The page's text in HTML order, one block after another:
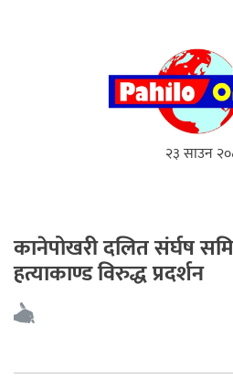
२३ साउन
कानेपोखरी दलित संर्घष
हत्याकाण्ड विरुद्ध प्रदर्शन